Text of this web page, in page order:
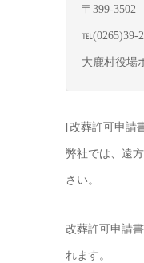
〒399-
℡(0265)39-
大鹿村役場
[改葬許可申請
弊社では、遠
さい。
改葬許可申請
れます。